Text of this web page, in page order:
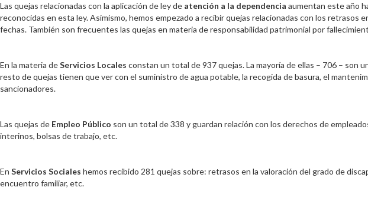
Las quejas relacionadas con la aplicación de ley de atención a la dependencia aumentan este año
reconocidas en esta ley. Asimismo, hemos empezado a recibir quejas relacionadas con los
fechas. También son frecuentes las quejas en materia de responsabilidad patrimonial por
En la materia deServicios Locales constan un total de 937 quejas. La mayoría de ellas – 706 – son
resto de quejas tienen que ver con el suministro de agua potable, la recogida de basura, el
sancionadores.
Las quejas de Empleo Público son un total de 338 y guardan relación con los derechos de
interinos, bolsas de trabajo, etc.
En Servicios Sociales hemos recibido 281 quejas sobre: retrasos en la valoración del grado de
encuentro familiar, etc.